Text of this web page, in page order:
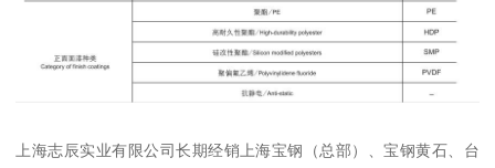
上海志辰实业有限公司长期经销上海宝钢（总部）、宝钢黄石、台